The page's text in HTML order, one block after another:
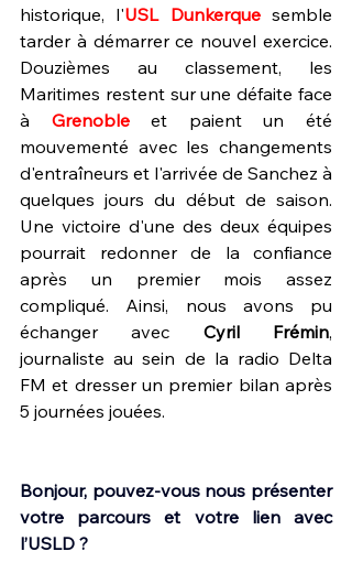
historique, l'USL Dunkerque semble
tarder à démarrer ce nouvel exercice.
Douzièmes au classement, les
Maritimes restent sur une défaite face
à Grenoble et paient un été
mouvementé avec les changements
d'entraîneurs et l'arrivée de Sanchez à
quelques jours du début de saison.
Une victoire d'une des deux équipes
pourrait redonner de la confiance
après un premier mois assez
compliqué. Ainsi, nous avons pu
échanger avec Cyril Frémin,
journaliste au sein de la radio Delta
FM et dresser un premier bilan après
5 journées jouées.
Bonjour, pouvez-vous nous présenter
votre parcours et votre lien avec
l’USLD ?